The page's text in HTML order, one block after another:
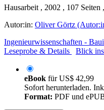
Hausarbeit , 2002 , 107 Seiten
Autor:in: Oliver Görtz
Ingenieurwissenschaften -
Leseprobe & Details
Blick
eBook fürUS$ 42,99
Sofort herunterladen.
Format: PDF und